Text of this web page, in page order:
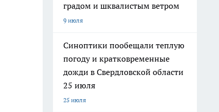
градом и шквалистым ветром
9 июля
Синоптики пообещали теплую
погоду и кратковременные
дожди в Свердловской области
25 июля
25 июля